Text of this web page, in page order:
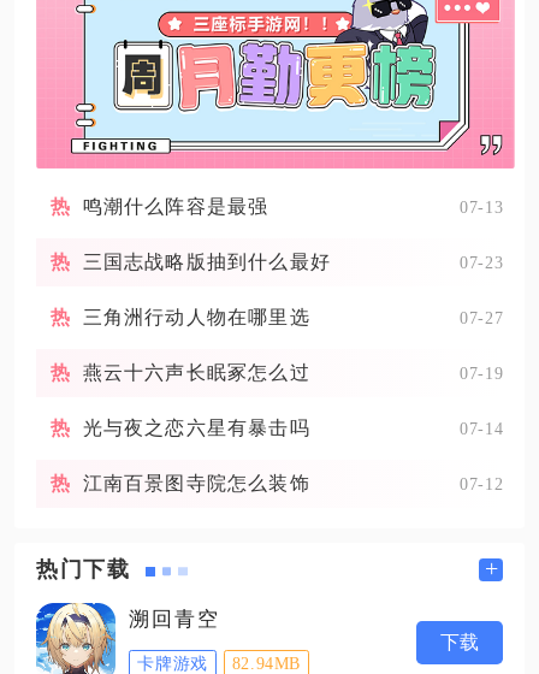
鸣潮什么阵容是最强 07-13
三国志战略版抽到什么最好 07-23
三角洲行动人物在哪里选 07-27
燕云十六声长眠冢怎么过 07-19
光与夜之恋六星有暴击吗 07-14
江南百景图寺院怎么装饰 07-12
热门下载 +
溯回青空
卡牌游戏 82.94MB
下载